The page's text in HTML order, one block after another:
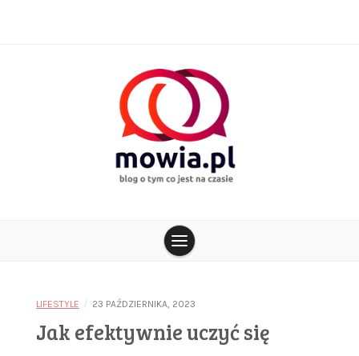
mowia.pl
LIFESTYLE / 23 PAŹDZIERNIKA, 2023
Jak efektywnie uczyć się